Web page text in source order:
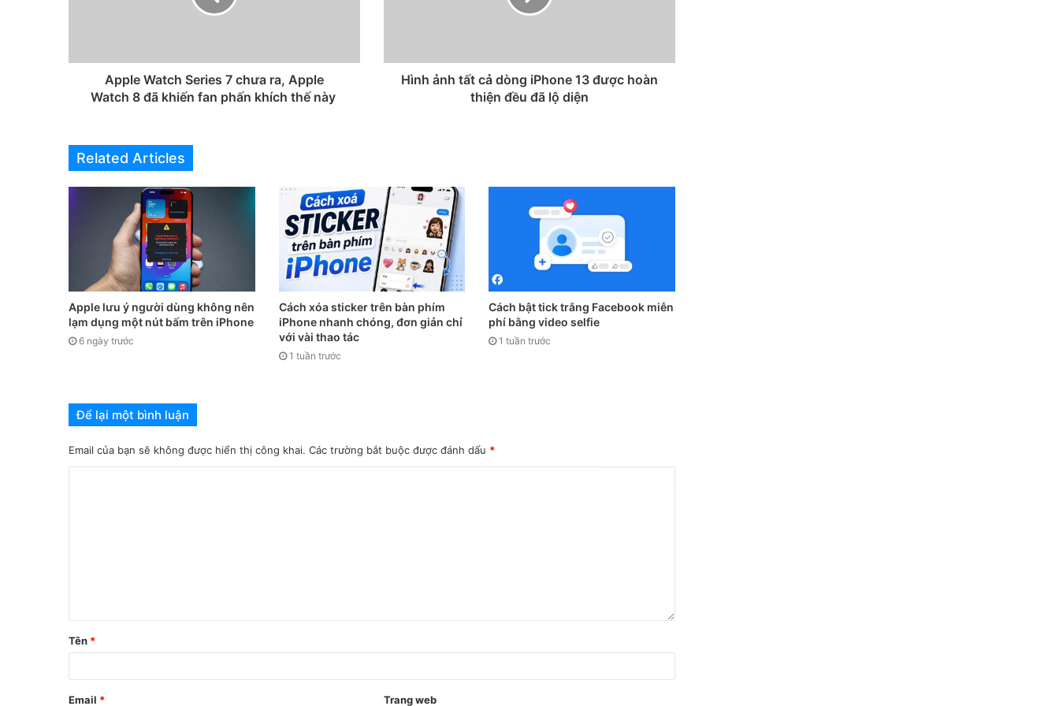
Apple Watch Series 7 chưa ra, Apple
Watch 8 đã khiến fan phấn khích thế này
Hình ảnh tất cả dòng iPhone 13 được hoàn
thiện đều đã lộ diện
Related Articles
Apple lưu ý người dùng không nên
lạm dụng một nút bấm trên iPhone
6 ngày trước
Cách xóa sticker trên bàn phím
iPhone nhanh chóng, đơn giản chỉ
với vài thao tác
1 tuần trước
Cách bật tick trắng Facebook miễn
phí bằng video selfie
1 tuần trước
Để lại một bình luận
Email của bạn sẽ không được hiển thị công khai. Các trường bắt buộc được đánh dấu *
Tên *
Email * Trang web